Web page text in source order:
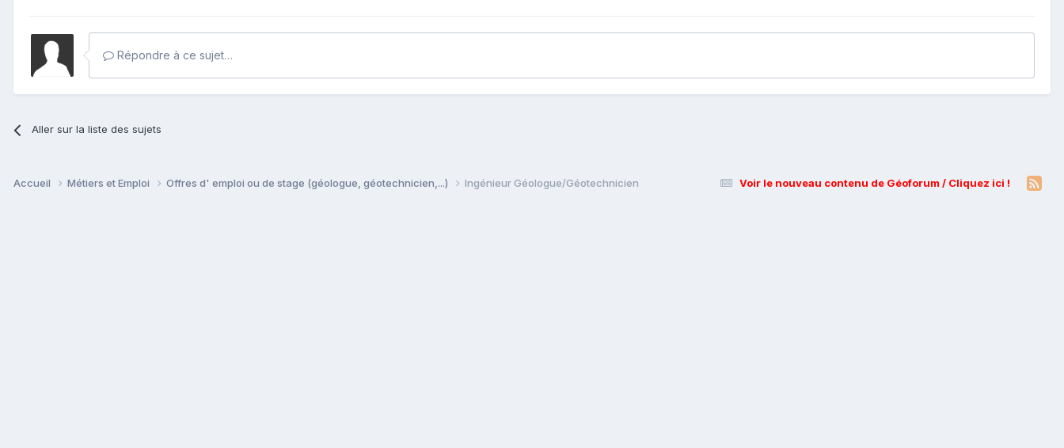
Répondre à ce sujet…
Aller sur la liste des sujets
Voir le nouveau contenu de Géoforum / Cliquez ici !
Accueil Métiers et Emploi Offres d' emploi ou de stage (géologue, géotechnicien,...) Ingénieur Géologue/Géotechnicien